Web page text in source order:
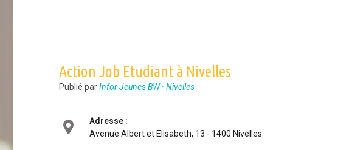
Action Job Etudiant à Nivelles
Publié par Infor Jeunes BW · Nivelles
Adresse :
Avenue Albert et Elisabeth, 13 - 1400 Nivelles